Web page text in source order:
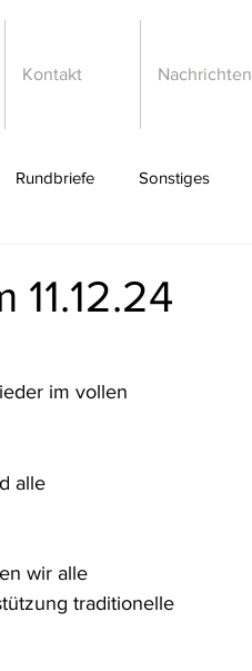
Kontakt Nachrichten
Rundbriefe Sonstiges
im vollen
alle
wir alle
traditionelle